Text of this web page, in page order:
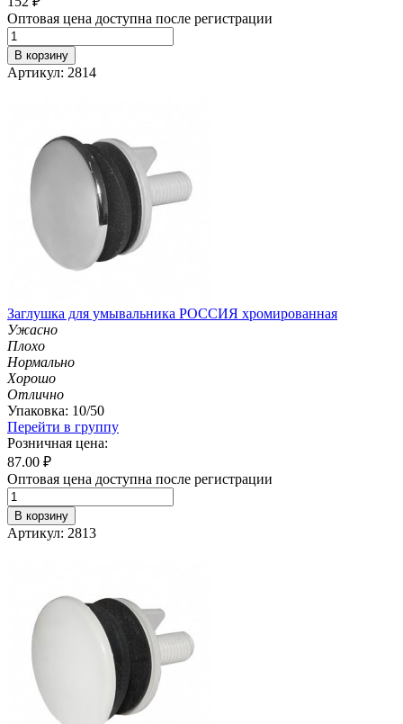
Оптовая цена доступна после регистрации
В корзину
Артикул: 2814
Заглушка для умывальника РОССИЯ хромированная
Ужасно
Плохо
Нормально
Хорошо
Отлично
Упаковка: 10/50
Перейти в группу
Розничная цена:
87.00 ₽
Оптовая цена доступна после регистрации
В корзину
Артикул: 2813